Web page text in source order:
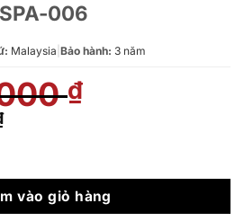
006
Malaysia Bảo hành: 3 năm
₫
Giá
là:
228.681.000 ₫.
số lượng
vào giỏ hàng